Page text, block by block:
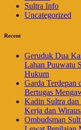
Sultra Info
Uncategorized
Recent
Geruduk Dua
Lahan Puuwatu
Hukum
Garda Terdepan
Bertugas
Kadin Sultra
Kerja dan
Ombudsman